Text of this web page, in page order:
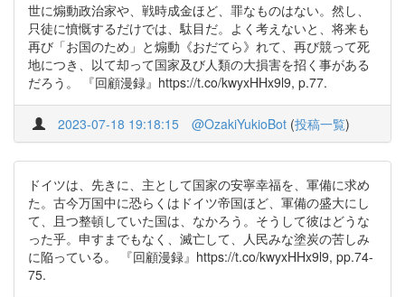
世に煽動政治家や、戦時成金ほど、罪なものはない。然し、
只徒に憤慨するだけでは、駄目だ。よく考えないと、将来も
再び「お国のため」と煽動《おだてら》れて、再び競って死
地につき、以て却って国家及び人類の大損害を招く事がある
だろう。 『回顧漫録』https://t.co/kwyxHHx9l9, p.77.
2023-07-18 19:18:15 @OzakiYukioBot (投稿一覧)
ドイツは、先きに、主として国家の安寧幸福を、軍備に求め
た。古今万国中に恐らくはドイツ帝国ほど、軍備の盛大にし
て、且つ整頓していた国は、なかろう。そうして彼はどうな
った乎。申すまでもなく、滅亡して、人民みな塗炭の苦しみ
に陥っている。 『回顧漫録』https://t.co/kwyxHHx9l9, pp.74-
75.